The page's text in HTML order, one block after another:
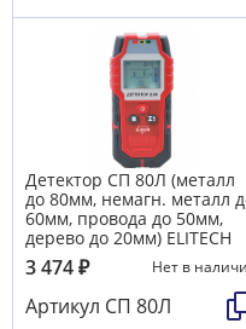
Детектор СП 80Л (металл
до 80мм, немагн. металл
60мм, провода до 50мм,
дерево до 20мм) ELITECH
3 474₽ Нет в
Артикул СП 80Л